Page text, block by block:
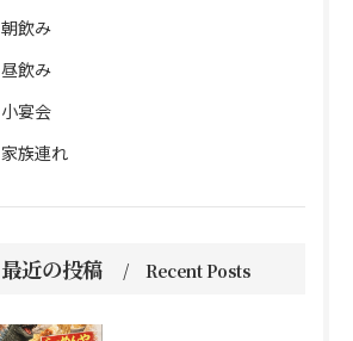
朝飲み
昼飲み
小宴会
家族連れ
最近の投稿 Recent Posts